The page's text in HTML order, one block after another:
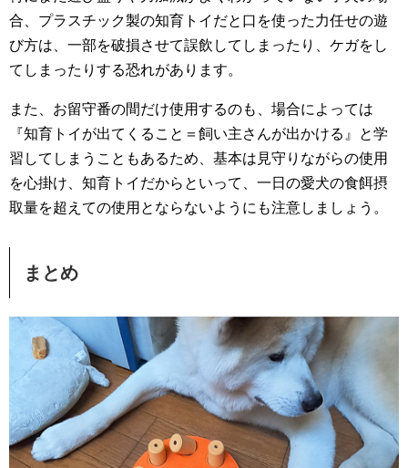
合、プラスチック製の知育トイだと口を使った力任せの遊
び方は、一部を破損させて誤飲してしまったり、ケガをし
てしまったりする恐れがあります。
また、お留守番の間だけ使用するのも、場合によっては
『知育トイが出てくること＝飼い主さんが出かける』と学
習してしまうこともあるため、基本は見守りながらの使用
を心掛け、知育トイだからといって、一日の愛犬の食餌摂
取量を超えての使用とならないようにも注意しましょう。
まとめ